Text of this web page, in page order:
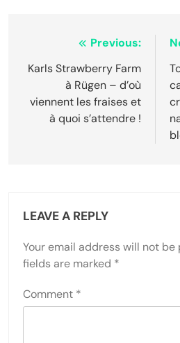
navigation
Previous:
Karls Strawberry Farm
à Rügen – d’où
viennent les fraises et
à quoi s’attendre !
LEAVE A REPLY
Your email address will not be
fields are marked *
Comment *